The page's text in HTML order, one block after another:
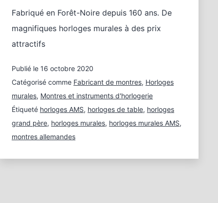
Fabriqué en Forêt-Noire depuis 160 ans. De
magnifiques horloges murales à des prix
attractifs
Publié le 16 octobre 2020
Catégorisé comme Fabricant de montres, Horloges
murales, Montres et instruments d'horlogerie
Étiqueté horloges AMS, horloges de table, horloges
grand père, horloges murales, horloges murales AMS,
montres allemandes